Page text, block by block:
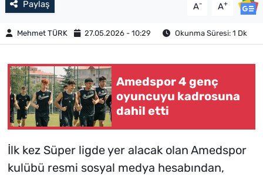
Paylaş A- A+
Mehmet TÜRK 27.05.2026 - 10:29 Okunma Süresi: 1 Dk
Amedspor 4 genç
oyuncuyu kadrosuna
dahil etti
İlk kez Süper ligde yer alacak olan Amedspor
kulübü resmi sosyal medya hesabından,